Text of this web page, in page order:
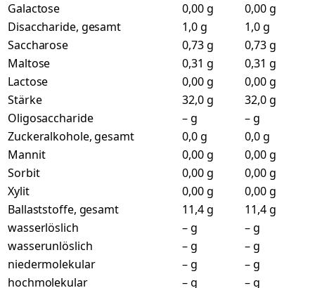
Galactose
0,00 g
0,00 g
Disaccharide, gesamt
1,0 g
1,0 g
Saccharose
0,73 g
0,73 g
Maltose
0,31 g
0,31 g
Lactose
0,00 g
0,00 g
Stärke
32,0 g
32,0 g
Oligosaccharide
– g
– g
Zuckeralkohole, gesamt
0,0 g
0,0 g
Mannit
0,00 g
0,00 g
Sorbit
0,00 g
0,00 g
Xylit
0,00 g
0,00 g
Ballaststoffe, gesamt
11,4 g
11,4 g
wasserlöslich
– g
– g
wasserunlöslich
– g
– g
niedermolekular
– g
– g
hochmolekular
– g
– g